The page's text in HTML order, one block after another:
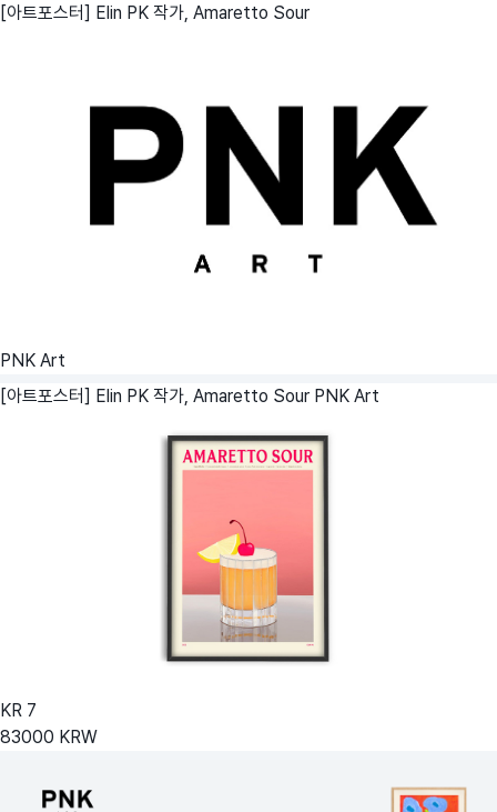
[아트포스터] Elin PK 작가, Amaretto Sour
PNK Art
[아트포스터] Elin PK 작가, Amaretto Sour PNK Art
KR 7
83000 KRW